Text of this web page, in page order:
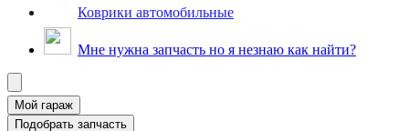
Коврики автомобильные
Мне нужна запчасть но я незнаю как найти?